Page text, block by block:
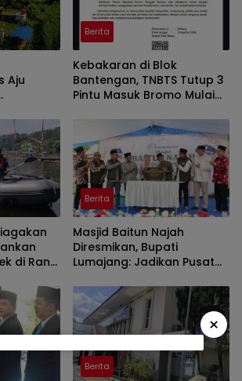
Aju
Berita
Kebakaran di Blok
Bantengan, TNBTS Tutup 3
Pintu Masuk Bromo Mulai
di Ranu
Berita
Masjid Baitun Najah
Diresmikan, Bupati
Lumajang: Jadikan Pusat
Berita
×